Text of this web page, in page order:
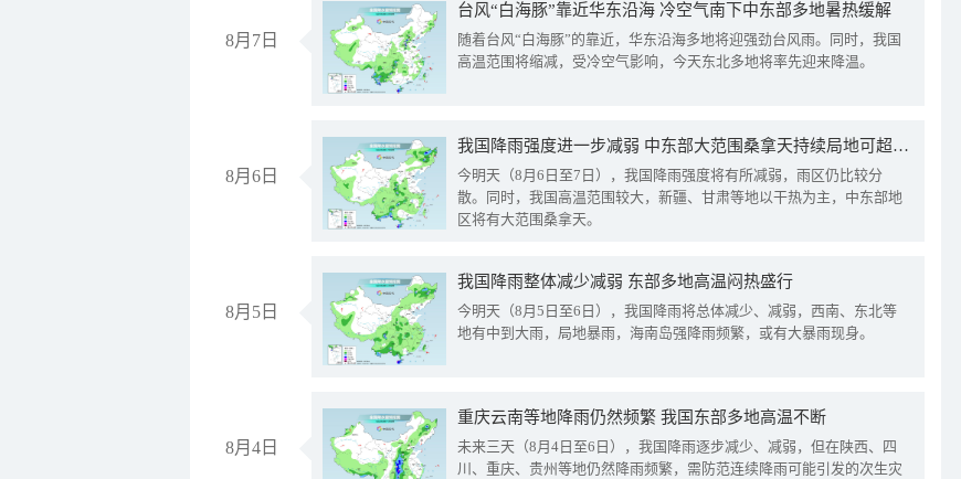
8月7日
台风“白海豚”靠近华东沿海 冷空气南下中东部多地暑热缓解
随着台风“白海豚”的靠近，华东沿海多地将迎强劲台风雨。同时，我国
高温范围将缩减，受冷空气影响，今天东北多地将率先迎来降温。
8月6日
我国降雨强度进一步减弱 中东部大范围桑拿天持续局地可超38℃
今明天（8月6日至7日），我国降雨强度将有所减弱，雨区仍比较分
散。同时，我国高温范围较大，新疆、甘肃等地以干热为主，中东部地
区将有大范围桑拿天。
8月5日
我国降雨整体减少减弱 东部多地高温闷热盛行
今明天（8月5日至6日），我国降雨将总体减少、减弱，西南、东北等
地有中到大雨，局地暴雨，海南岛强降雨频繁，或有大暴雨现身。
8月4日
重庆云南等地降雨仍然频繁 我国东部多地高温不断
未来三天（8月4日至6日），我国降雨逐步减少、减弱，但在陕西、四
川、重庆、贵州等地仍然降雨频繁，需防范连续降雨可能引发的次生灾